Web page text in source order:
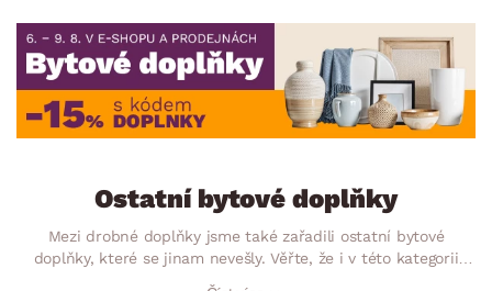
Ostatní bytové doplňky
Mezi drobné doplňky jsme také zařadili ostatní bytové
doplňky, které se jinam nevešly. Věřte, že i v této kategorii